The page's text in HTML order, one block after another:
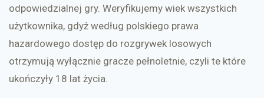
odpowiedzialnej gry. Weryfikujemy wiek wszystkich
użytkownika, gdyż według polskiego prawa
hazardowego dostęp do rozgrywek losowych
otrzymują wyłącznie gracze pełnoletnie, czyli te które
ukończyły 18 lat życia.